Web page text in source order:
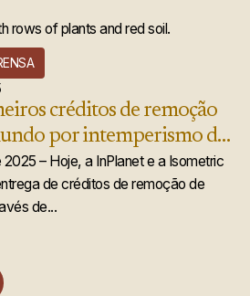
créditos de remoção
por intemperismo de
– Hoje, a InPlanet e a Isometric
de créditos de remoção de
de...